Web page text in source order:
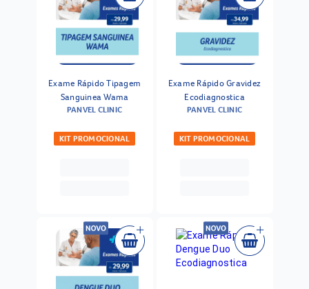
Exame Rápido Tipagem
Sanguinea Wama
PANVEL CLINIC
KIT PROMOCIONAL
Exame Rápido Gravidez
Ecodiagnostica
PANVEL CLINIC
KIT PROMOCIONAL